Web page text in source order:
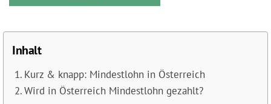
Inhalt
Kurz & knapp: Mindestlohn in Österreich
Wird in Österreich Mindestlohn gezahlt?